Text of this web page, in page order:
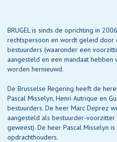
BRUGEL is sinds de oprichting in
rechtspersoon en wordt geleid door
bestuurders (waaronder een
aangesteld en een mandaat hebben
worden hernieuwd.
De Brusselse Regering heeft de
Pascal Misselyn, Henri Autrique en
bestuurders. De heer Marc Deprez
aangesteld als bestuurder-
geweest). De heer Pascal Misselyn
opdrachthouders.